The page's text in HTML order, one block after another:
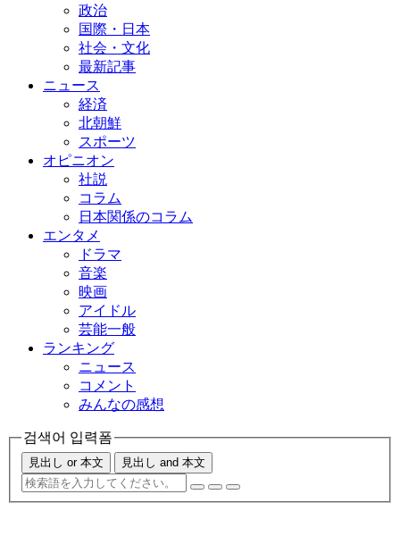
政治
国際・日本
社会・文化
最新記事
ニュース
経済
北朝鮮
スポーツ
オピニオン
社説
コラム
日本関係のコラム
エンタメ
ドラマ
音楽
映画
アイドル
芸能一般
ランキング
ニュース
コメント
みんなの感想
검색어 입력폼
見出し or 本文 見出し and 本文